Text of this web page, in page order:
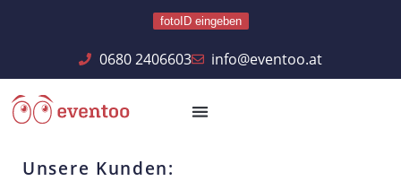
fotoID eingeben
0680 2406603 info@eventoo.at
Unsere Kunden: